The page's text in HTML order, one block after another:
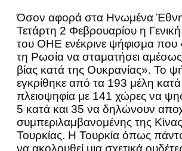
Όσον αφορά στα Ηνωμένα
Τετάρτη 2 Φεβρουαρίου η
του ΟΗΕ ενέκρινε ψήφισμα που
τη Ρωσία να σταματήσει
βίας κατά της Ουκρανίας». Το
εγκρίθηκε από τα 193 μέλη κατά
πλειοψηφία με 141 χώρες να
5 κατά και 35 να δηλώνουν
συμπεριλαμβανομένης της Κίνας
Τουρκίας. Η Τουρκία όπως
να ακολουθεί μια σχετικά